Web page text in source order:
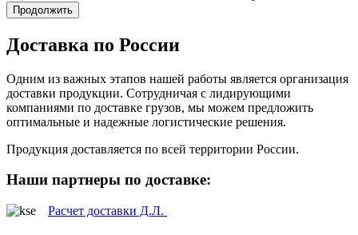
Продолжить
Доставка по России
Одним из важных этапов нашей работы является организация
доставки продукции. Сотрудничая с лидирующими
компаниями по доставке грузов, мы можем предложить
оптимальные и надежные логистические решения.
Продукция доставляется по всей территории России.
Наши партнеры по доставке:
Расчет доставки Д.Л.